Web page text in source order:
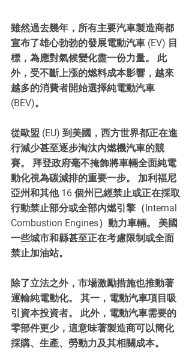
雖然過去幾年，所有主要汽車製造商都
宣布了雄心勃勃的發展電動汽車 (EV) 目
標，為應對氣候變化盡一份力量。 此
外，受不斷上漲的燃料成本影響，越來
越多的消費者開始選擇純電動汽車
(BEV)。
從歐盟 (EU) 到美國，西方世界都正在進
行減少甚至逐步淘汰內燃機汽車的競
賽。 拜登政府毫不掩飾將車輛全面純電
動化視為碳減排的重要一步。 加利福尼
亞州和其他 16 個州已經禁止或正在採取
行動禁止部分或全部內燃引擎（Internal
Combustion Engines）動力車輛。 美國
一些城市和縣甚至正在考慮限制或全面
禁止加油站。
除了立法之外，市場激勵措施也推動著
運輸純電動化。 其一，電動汽車項目吸
引資本投資者。 此外，電動汽車需要的
零部件更少，這意味著製造商可以簡化
採購、生產、勞動力及其相關成本。